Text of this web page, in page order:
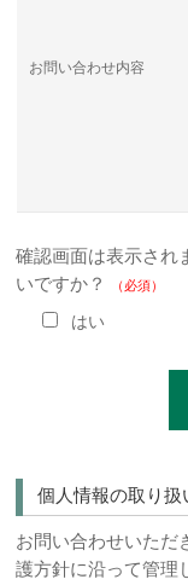
お問い合わせ内容
確認画面は表示され
いですか？
（必須）
はい
個人情報の取り扱
お問い合わせいただ
護方針に沿って管理